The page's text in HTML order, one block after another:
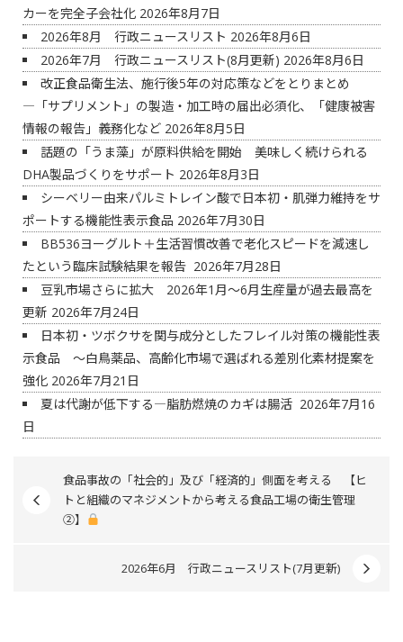
カーを完全子会社化 2026年8月7日
2026年8月 行政ニュースリスト 2026年8月6日
2026年7月 行政ニュースリスト(8月更新) 2026年8月6日
改正食品衛生法、施行後5年の対応策などをとりまとめ
―「サプリメント」の製造・加工時の届出必須化、「健康被害
情報の報告」義務化など 2026年8月5日
話題の「うま藻」が原料供給を開始 美味しく続けられる
DHA製品づくりをサポート 2026年8月3日
シーベリー由来パルミトレイン酸で日本初・肌弾力維持をサ
ポートする機能性表示食品 2026年7月30日
BB536ヨーグルト＋生活習慣改善で老化スピードを減速し
たという臨床試験結果を報告 2026年7月28日
豆乳市場さらに拡大 2026年1月～6月生産量が過去最高を
更新 2026年7月24日
日本初・ツボクサを関与成分としたフレイル対策の機能性表
示食品 ～白鳥薬品、高齢化市場で選ばれる差別化素材提案を
強化 2026年7月21日
夏は代謝が低下する―脂肪燃焼のカギは腸活 2026年7月16
日
食品事故の「社会的」及び「経済的」側面を考える 【ヒ
トと組織のマネジメントから考える食品工場の衛生管理
②】
2026年6月 行政ニュースリスト(7月更新)